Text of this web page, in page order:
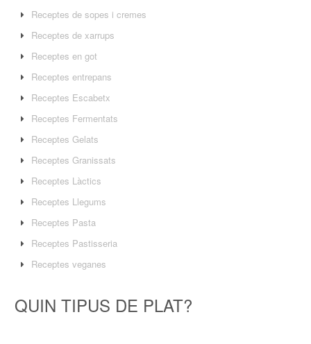
Receptes de sopes i cremes
Receptes de xarrups
Receptes en got
Receptes entrepans
Receptes Escabetx
Receptes Fermentats
Receptes Gelats
Receptes Granissats
Receptes Làctics
Receptes Llegums
Receptes Pasta
Receptes Pastisseria
Receptes veganes
QUIN TIPUS DE PLAT?